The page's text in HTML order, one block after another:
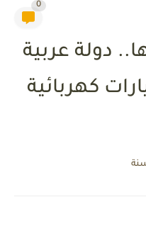
0
دولة عربية
كهربائية